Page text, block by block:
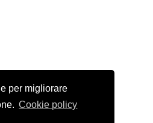
per migliorare
Cookie policy